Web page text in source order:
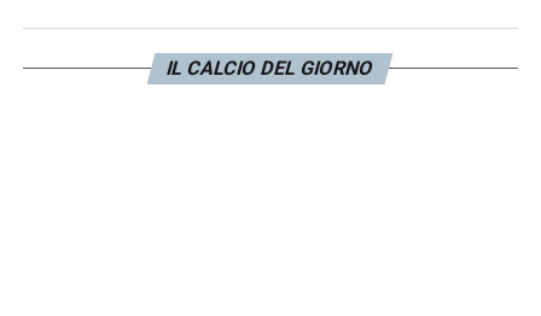
IL CALCIO DEL GIORNO